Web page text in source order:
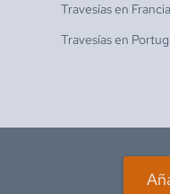
Travesías en Francia
Travesías en